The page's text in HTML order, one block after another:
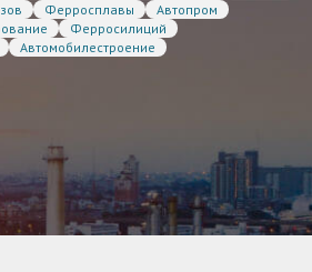
Ферросплавы
Автопром
Ферросилиций
Автомобилестроение